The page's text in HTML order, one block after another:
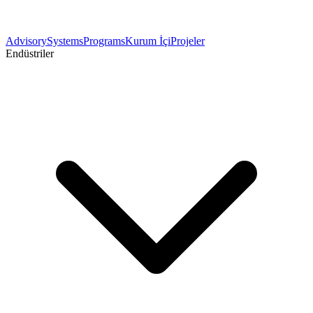
AdvisorySystemsProgramsKurum İçiProjeler
Endüstriler